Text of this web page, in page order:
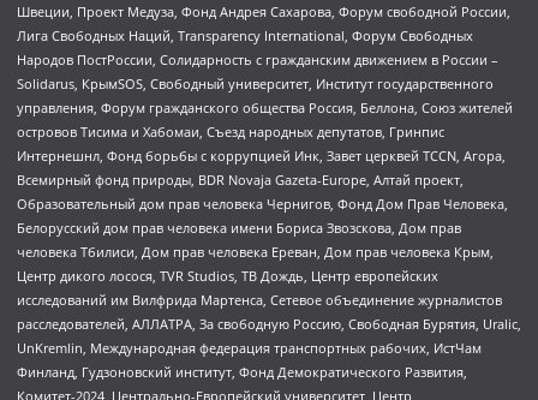
Швеции, Проект Медуза, Фонд Андрея Сахарова, Форум свободной России,
Лига Свободных Наций, Transparеncy International, Форум Свободных
Народов ПостРоссии, Солидарность с гражданским движением в России –
Solidarus, КрымSOS, Свободный университет, Институт государственного
управления, Форум гражданского общества Россия, Беллона, Союз жителей
островов Тисима и Хабомаи, Съезд народных депутатов, Гринпис
Интернешнл, Фонд борьбы с коррупцией Инк, Завет церквей TCCN, Агора,
Всемирный фонд природы, BDR Novaja Gazeta-Europe, Алтай проект,
Образовательный дом прав человека Чернигов, Фонд Дом Прав Человека,
Белорусский дом прав человека имени Бориса Звозскова, Дом прав
человека Тбилиси, Дом прав человека Ереван, Дом прав человека Крым,
Центр дикого лосося, TVR Studios, ТВ Дождь, Центр европейских
исследований им Вилфрида Мартенса, Сетевое объединение журналистов
расследователей, АЛЛАТРА, За свободную Россию, Свободная Бурятия, Uralic,
UnKremlin, Международная федерация транспортных рабочих, ИстЧам
Финланд, Гудзоновский институт, Фонд Демократического Развития,
Комитет-2024, Центрально-Европейский университет, Центр